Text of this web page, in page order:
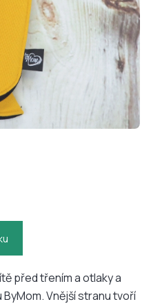
před třením a otlaky a
Vnější stranu tvoří